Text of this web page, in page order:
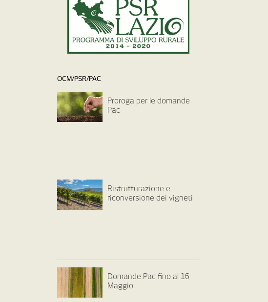
OCM/PSR/PAC
Proroga per le domande
Pac
Ristrutturazione e
riconversione dei vigneti
Domande Pac fino al 16
Maggio